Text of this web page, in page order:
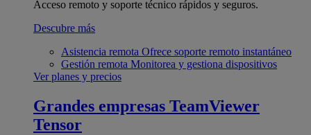
Acceso remoto y soporte técnico rápidos y seguros.
Descubre más
Asistencia remota Ofrece soporte remoto instantáneo
Gestión remota Monitorea y gestiona dispositivos
Ver planes y precios
Grandes empresas TeamViewer
Tensor